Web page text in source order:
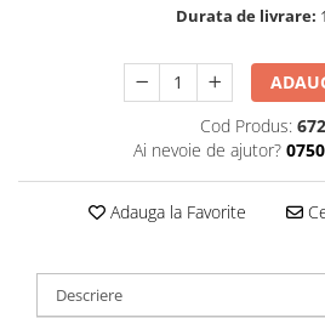
Lănțișoare cu Molecule
Lănțișoare cu Pietre Naturale
Lănțișoare Argint Diverse
COLIERE CU PERLE
Coliere cu Perle Naturale
Coliere cu Inimioare
Durata de livrare:
Cod Produs: 672
Ai nevoie de ajutor?
Adauga la Favorite
Descriere